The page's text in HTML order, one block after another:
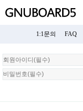
1:1문의 FAQ
회
원
로